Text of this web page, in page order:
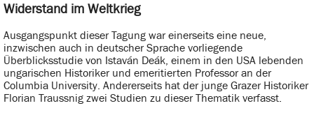
Widerstand im Weltkrieg
Ausgangspunkt dieser Tagung war einerseits eine neue,
inzwischen auch in deutscher Sprache vorliegende
Überblicksstudie von Istaván Deák, einem in den USA lebenden
ungarischen Historiker und emeritierten Professor an der
Columbia University. Andererseits hat der junge Grazer Historiker
Florian Traussnig zwei Studien zu dieser Thematik verfasst.